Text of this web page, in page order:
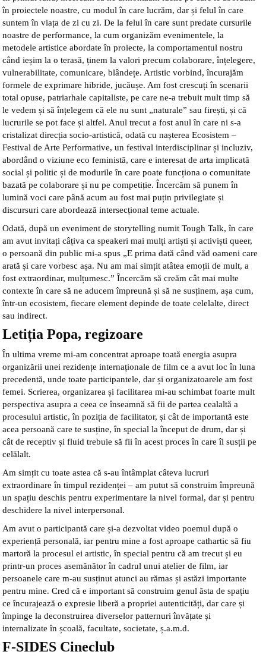
în proiectele noastre, cu modul în care lucrăm, dar și felul în care
suntem în viața de zi cu zi. De la felul în care sunt predate cursurile
noastre de performance, la cum organizăm evenimentele, la
metodele artistice abordate în proiecte, la comportamentul nostru
când ieșim la o terasă, ținem la valori precum colaborare, înțelegere,
vulnerabilitate, comunicare, blândețe. Artistic vorbind, încurajăm
formele de exprimare hibride, jucăușe. Am fost crescuți în scenarii
total opuse, patriarhale capitaliste, pe care ne-a trebuit mult timp să
le vedem și să înțelegem că ele nu sunt „naturale” sau firești, și că
lucrurile se pot face și altfel. Anul trecut a fost anul în care ni s-a
cristalizat direcția socio-artistică, odată cu nașterea Ecosistem –
Festival de Arte Performative, un festival interdisciplinar și incluziv,
abordând o viziune eco feministă, care e interesat de arta implicată
social și politic și de modurile în care poate funcționa o comunitate
bazată pe colaborare și nu pe competiție. Încercăm să punem în
lumină voci care până acum au fost mai puțin privilegiate și
discursuri care abordează intersecțional teme actuale.
Odată, după un eveniment de storytelling numit Tough Talk, în care
am avut invitați câțiva ca speakeri mai mulți artiști și activiști queer,
o persoană din public mi-a spus „E prima dată când văd oameni care
arată și care vorbesc așa. Nu am mai simțit atâtea emoții de mult, a
fost extraordinar, mulțumesc.” Încercăm să creăm cât mai multe
contexte în care să ne aducem împreună și să ne susținem, așa cum,
într-un ecosistem, fiecare element depinde de toate celelalte, direct
sau indirect.
Letiția Popa, regizoare
În ultima vreme mi-am concentrat aproape toată energia asupra
organizării unei rezidențe internaționale de film ce a avut loc în luna
precedentă, unde toate participantele, dar și organizatoarele am fost
femei. Scrierea, organizarea și facilitarea mi-au schimbat foarte mult
perspectiva asupra a ceea ce înseamnă să fii de partea cealaltă a
procesului artistic, în poziția de facilitator, și cât de importantă este
acea persoană care te susține, în special la început de drum, dar și
cât de receptiv și fluid trebuie să fii în acest proces în care îl susții pe
celălalt.
Am simțit cu toate astea că s-au întâmplat câteva lucruri
extraordinare în timpul rezidenței – am putut să construim împreună
un spațiu deschis pentru experimentare la nivel formal, dar și pentru
deschidere la nivel interpersonal.
Am avut o participantă care și-a dezvoltat video poemul după o
experiență personală, iar pentru mine a fost aproape cathartic să fiu
martoră la procesul ei artistic, în special pentru că am trecut și eu
printr-un proces asemănător în cadrul unui atelier de film, iar
persoanele care m-au susținut atunci au rămas și astăzi importante
pentru mine. Cred că e important să construim genul ăsta de spațiu
ce încurajează o expresie liberă a propriei autenticități, dar care și
împinge la deconstruirea diverselor patternuri învățate și
internalizate în școală, facultate, societate, ș.a.m.d.
F-SIDES Cineclub